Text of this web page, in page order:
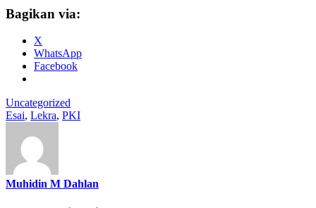
Bagikan via:
X
WhatsApp
Facebook
Uncategorized
Esai, Lekra, PKI
Muhidin M Dahlan